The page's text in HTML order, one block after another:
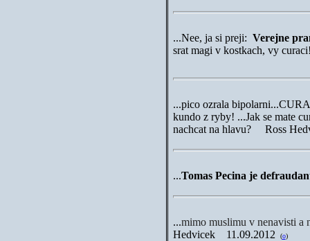
...Nee, ja si preji: Verejne
srat magi v kostkach, vy
...pico ozrala
kundo z ryby! ...Jak se mate
nachcat na hlavu? Ross
...Tomas Pecina je
...mimo muslimu v nenavisti a
Hedvicek
11.09.2012 (o)